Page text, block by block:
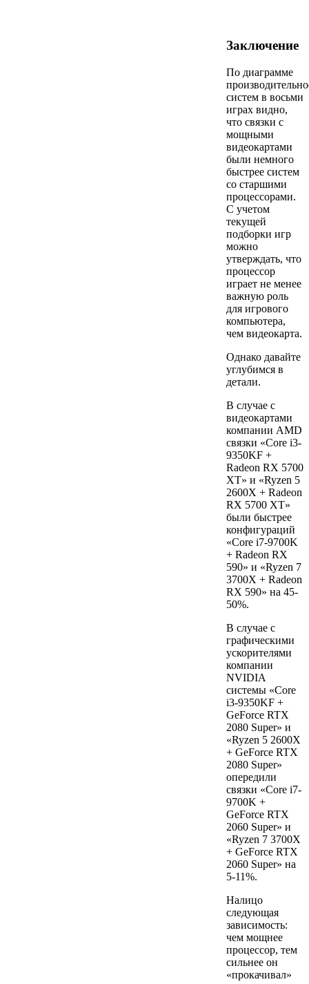
Заключение
По диаграмме
систем в восьми
играх видно,
что связки с
мощными
видеокартами
были немного
быстрее систем
со старшими
процессорами.
С учетом
текущей
подборки игр
можно
утверждать, что
процессор
играет не менее
важную роль
для игрового
компьютера,
чем видеокарта.
Однако давайте
углубимся в
детали.
В случае с
видеокартами
компании AMD
связки «Core i3-
9350KF +
Radeon RX 5700
XT» и «Ryzen 5
2600X + Radeon
RX 5700 XT»
были быстрее
конфигураций
«Core i7-9700K
+ Radeon RX
590» и «Ryzen 7
3700Х + Radeon
RX 590» на 45-
50%.
В случае с
графическими
ускорителями
компании
NVIDIA
системы «Core
i3-9350KF +
GeForce RTX
2080 Super» и
«Ryzen 5 2600X
+ GeForce RTX
2080 Super»
опередили
связки «Core i7-
9700K +
GeForce RTX
2060 Super» и
«Ryzen 7 3700Х
+ GeForce RTX
2060 Super» на
5-11%.
Налицо
следующая
зависимость:
чем мощнее
процессор, тем
сильнее он
«прокачивал»